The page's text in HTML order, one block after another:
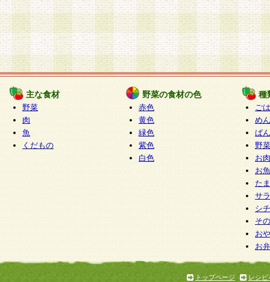
主な食材
野菜
肉
魚
くだもの
野菜の食材の色
赤色
黄色
緑色
紫色
白色
種
ご
めん
ぱん
野
お
お
た
サ
シ
そ
お
お
トップページ
レシピ